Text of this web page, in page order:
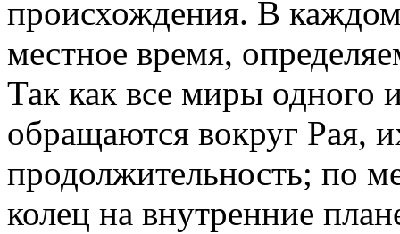
происхождения. В
местное время,
Так как все миры одного
обращаются вокруг Рая,
продолжительность; по
колец на внутренние